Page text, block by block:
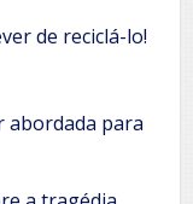
de reciclá-lo!
abordada para